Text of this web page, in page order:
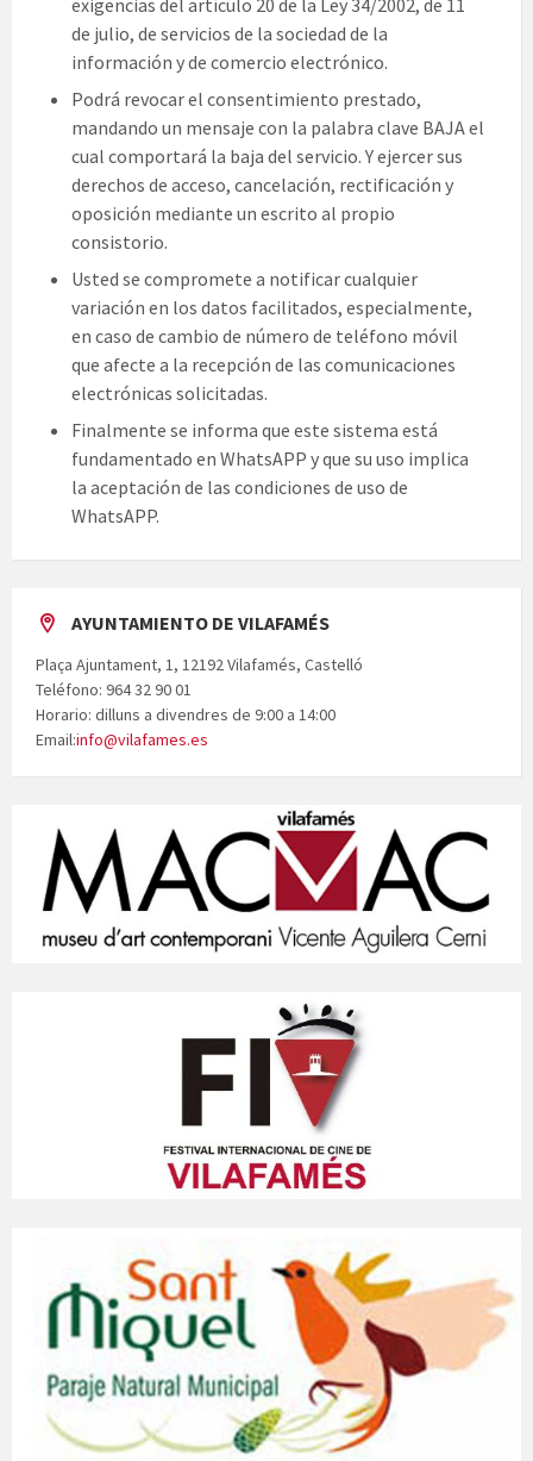
exigencias del artículo 20 de la Ley 34/2002, de 11
de julio, de servicios de la sociedad de la
información y de comercio electrónico.
Podrá revocar el consentimiento prestado,
mandando un mensaje con la palabra clave BAJA el
cual comportará la baja del servicio. Y ejercer sus
derechos de acceso, cancelación, rectificación y
oposición mediante un escrito al propio
consistorio.
Usted se compromete a notificar cualquier
variación en los datos facilitados, especialmente,
en caso de cambio de número de teléfono móvil
que afecte a la recepción de las comunicaciones
electrónicas solicitadas.
Finalmente se informa que este sistema está
fundamentado en WhatsAPP y que su uso implica
la aceptación de las condiciones de uso de
WhatsAPP.
AYUNTAMIENTO DE VILAFAMÉS
Plaça Ajuntament, 1, 12192 Vilafamés, Castelló
Teléfono: 964 32 90 01
Horario: dilluns a divendres de 9:00 a 14:00
Email:info@vilafames.es